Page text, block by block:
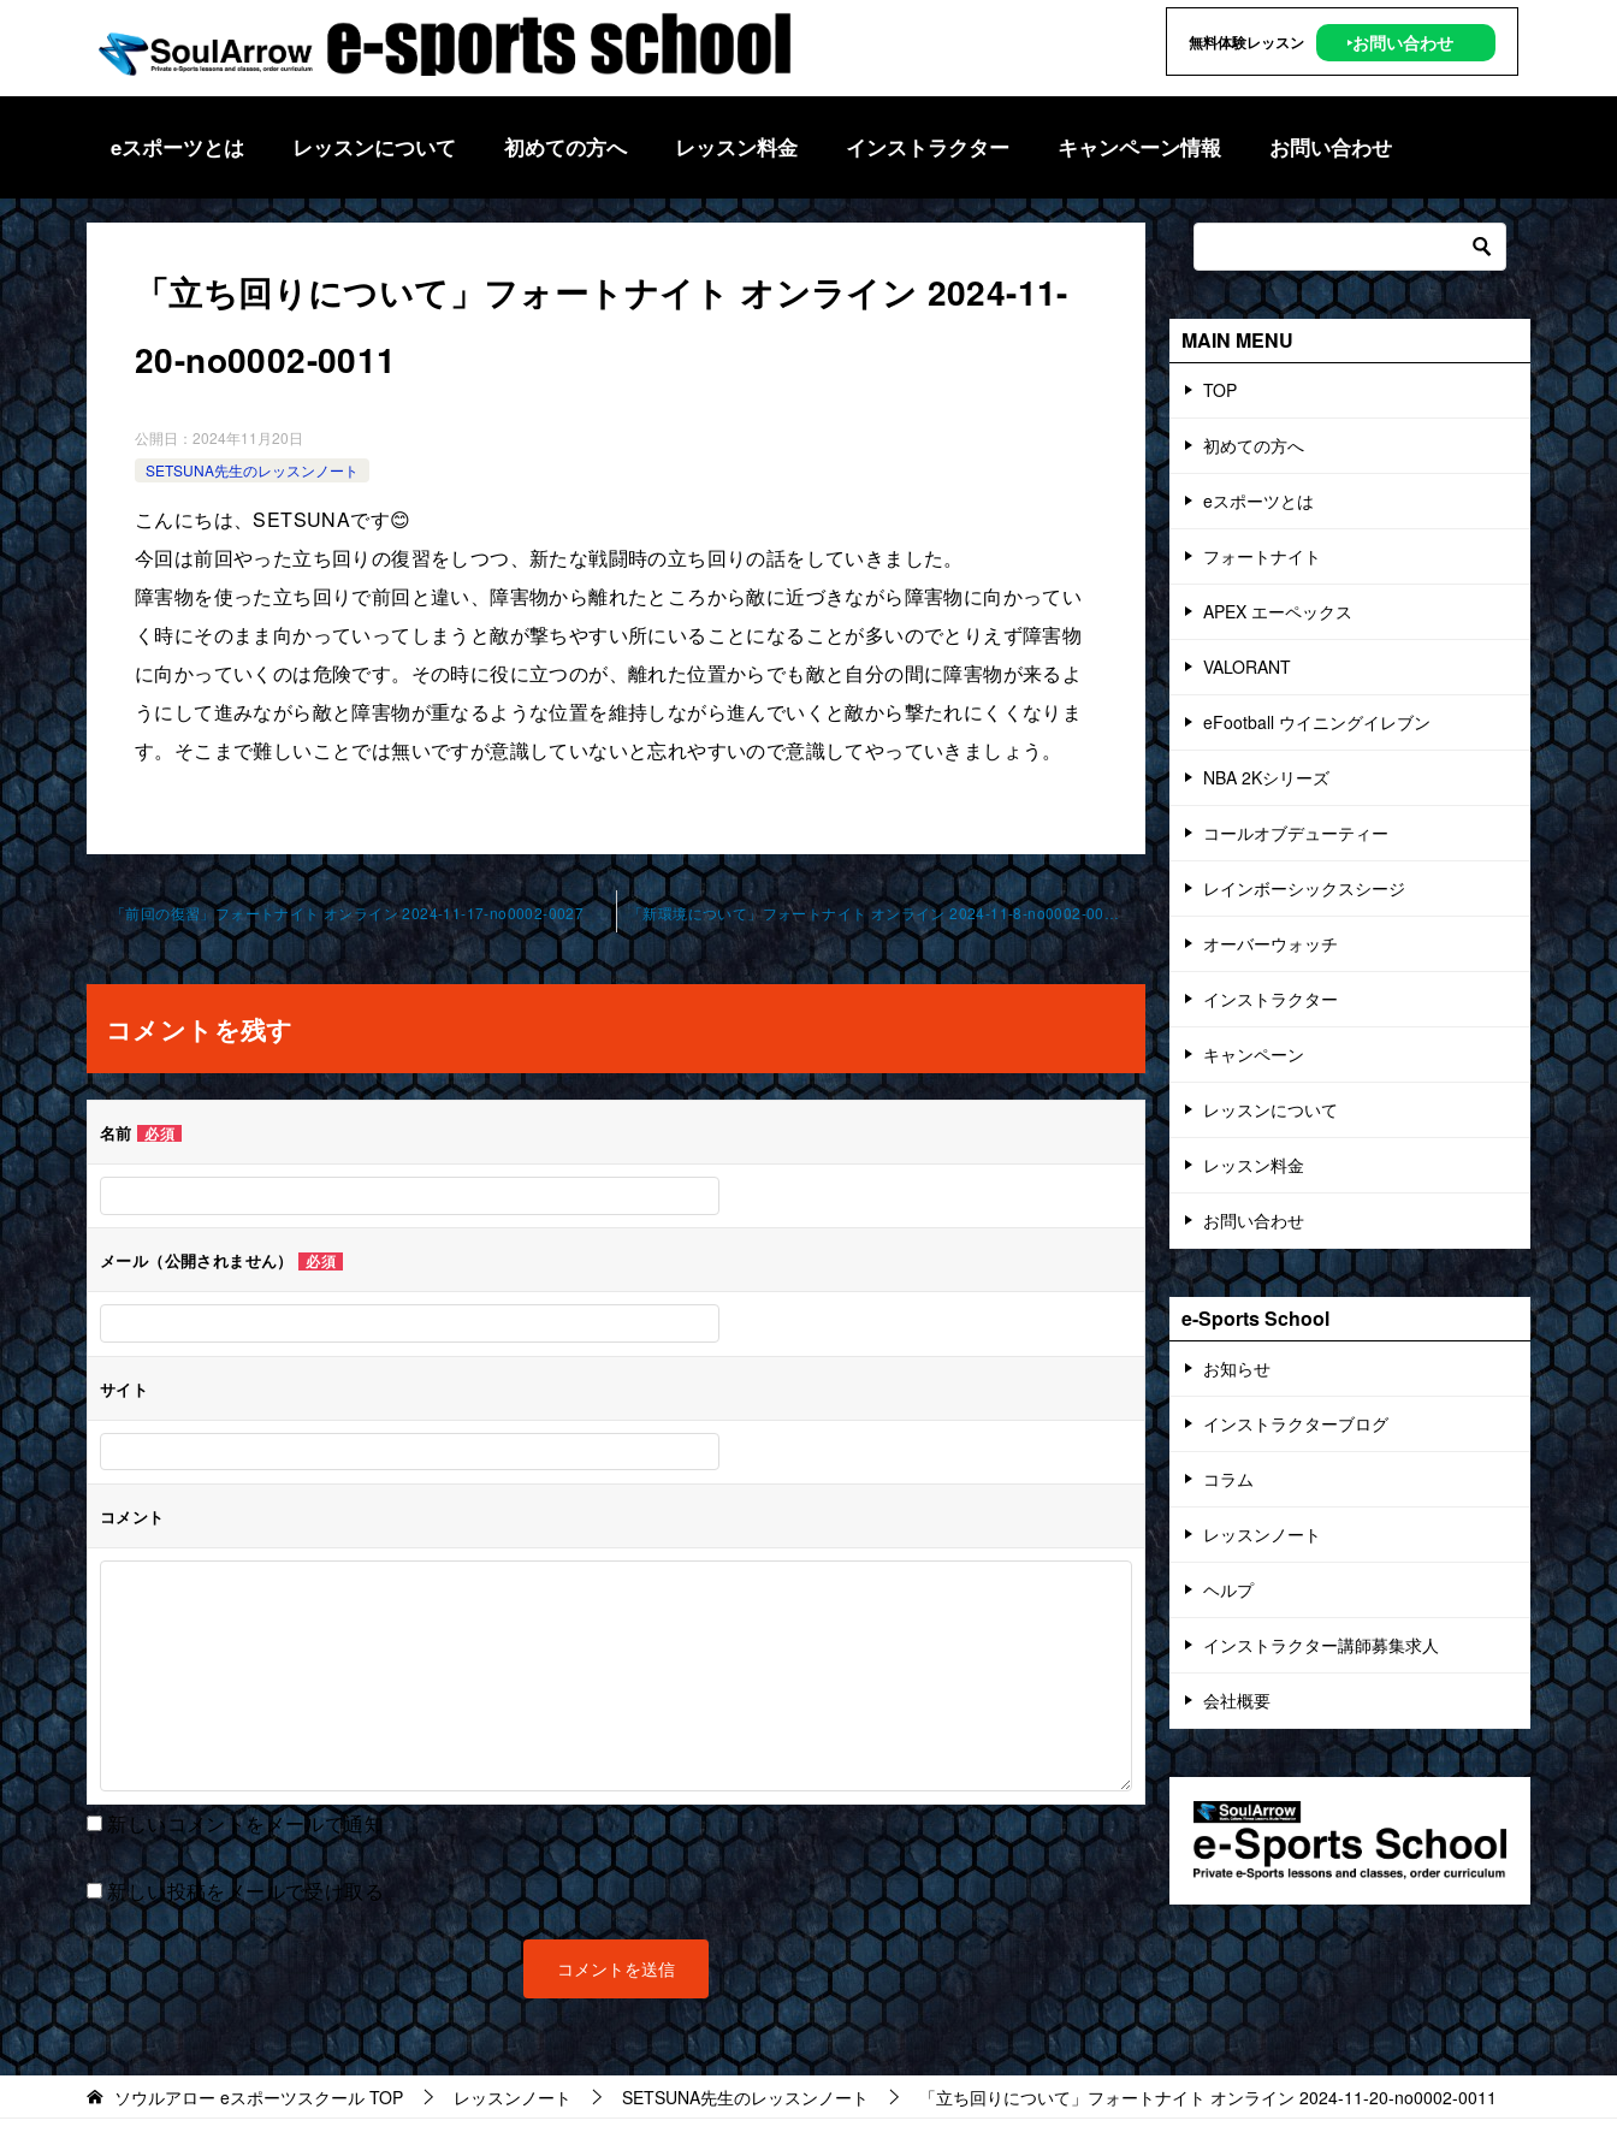
無料体験レッスン ‣お問い合わせ
eスポーツとは レッスンについて 初めての方へ レッスン料金 インストラクター キャンペーン情報 お問い合わせ
「立ち回りについて」フォートナイト オンライン 2024-11-
20-no0002-0011
公開日： 2024年11月20日
SETSUNA先生のレッスンノート
こんにちは、SETSUNAです😊
今回は前回やった立ち回りの復習をしつつ、新たな戦闘時の立ち回りの話をしていきました。
障害物を使った立ち回りで前回と違い、障害物から離れたところから敵に近づきながら障害物に向かってい
く時にそのまま向かっていってしまうと敵が撃ちやすい所にいることになることが多いのでとりえず障害物
に向かっていくのは危険です。その時に役に立つのが、離れた位置からでも敵と自分の間に障害物が来るよ
うにして進みながら敵と障害物が重なるような位置を維持しながら進んでいくと敵から撃たれにくくなりま
す。そこまで難しいことでは無いですが意識していないと忘れやすいので意識してやっていきましょう。
投
稿
ナ
ビ
ゲ
ー
シ
ョ
ン
「前回の復習」フォートナイト オンライン 2024-11-17-no0002-0027 「新環境について」フォートナイト オンライン 2024-11-8-no0002-0010
コメントを残す
名前 必須
メール（公開されません） 必須
サイト
コメント
新しいコメントをメールで通知
新しい投稿をメールで受け取る
MAIN MENU
TOP
初めての方へ
eスポーツとは
フォートナイト
APEX エーペックス
VALORANT
eFootball ウイニングイレブン
NBA 2Kシリーズ
コールオブデューティー
レインボーシックスシージ
オーバーウォッチ
インストラクター
キャンペーン
レッスンについて
レッスン料金
お問い合わせ
e-Sports School
お知らせ
インストラクターブログ
コラム
レッスンノート
ヘルプ
インストラクター講師募集求人
会社概要
ソウルアロー eスポーツスクール TOP レッスンノート SETSUNA先生のレッスンノート 「立ち回りについて」フォートナイト オンライン 2024-11-20-no0002-0011